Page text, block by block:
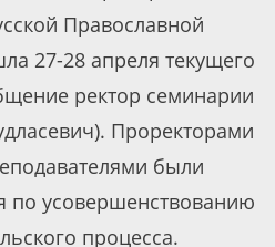
Православной
27-28 апреля текущего
ректор семинарии
Проректорами
были
по усовершенствованию
процесса.